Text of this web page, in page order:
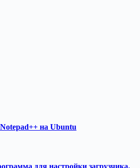
на Ubuntu
для настройки загрузчика.